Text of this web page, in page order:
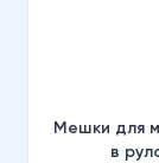
Мешки для
в